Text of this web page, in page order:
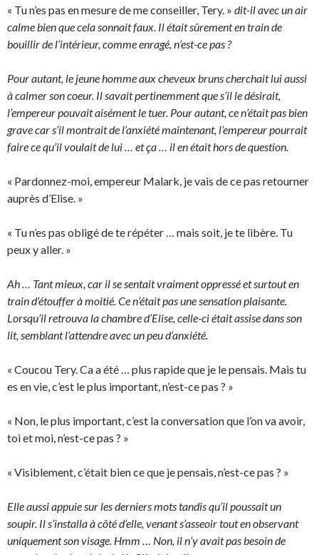
« Tu n’es pas en mesure de me conseiller, Tery. » dit-il avec un air
calme bien que cela sonnait faux. Il était sûrement en train de
bouillir de l’intérieur, comme enragé, n’est-ce pas ?
Pour autant, le jeune homme aux cheveux bruns cherchait lui aussi
à calmer son coeur. Il savait pertinemment que s’il le désirait,
l’empereur pouvait aisément le tuer. Pour autant, ce n’était pas bien
grave car s’il montrait de l’anxiété maintenant, l’empereur pourrait
faire ce qu’il voulait de lui … et ça … il en était hors de question.
« Pardonnez-moi, empereur Malark, je vais de ce pas retourner
auprès d’Elise. »
« Tu n’es pas obligé de te répéter … mais soit, je te libère. Tu
peux y aller. »
Ah … Tant mieux, car il se sentait vraiment oppressé et surtout en
train d’étouffer à moitié. Ce n’était pas une sensation plaisante.
Lorsqu’il retrouva la chambre d’Elise, celle-ci était assise dans son
lit, semblant l’attendre avec un peu d’anxiété.
« Coucou Tery. Ca a été … plus rapide que je le pensais. Mais tu
es en vie, c’est le plus important, n’est-ce pas ? »
« Non, le plus important, c’est la conversation que l’on va avoir,
toi et moi, n’est-ce pas ? »
« Visiblement, c’était bien ce que je pensais, n’est-ce pas ? »
Elle aussi appuie sur les derniers mots tandis qu’il poussait un
soupir. Il s’installa à côté d’elle, venant s’asseoir tout en observant
uniquement son visage. Hmm … Non, il n’y avait pas besoin de